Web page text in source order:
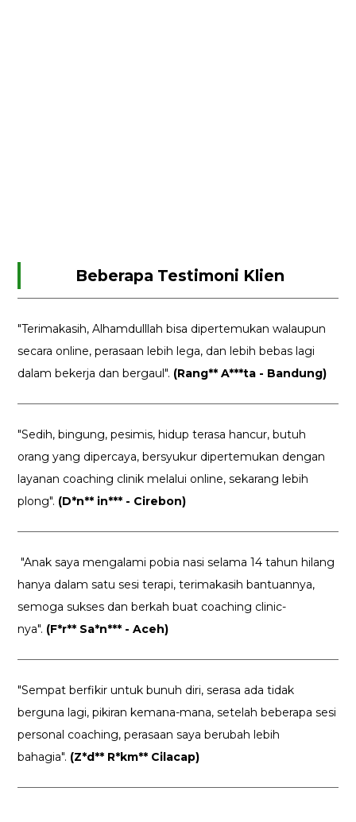
Beberapa Testimoni Klien
"Terimakasih, Alhamdulllah bisa dipertemukan walaupun
secara online, perasaan lebih lega, dan lebih bebas lagi
dalam bekerja dan bergaul". (Rang** A***ta - Bandung)
"Sedih, bingung, pesimis, hidup terasa hancur, butuh
orang yang dipercaya, bersyukur dipertemukan dengan
layanan coaching clinik melalui online, sekarang lebih
plong". (D*n** in*** - Cirebon)
"Anak saya mengalami pobia nasi selama 14 tahun hilang
hanya dalam satu sesi terapi, terimakasih bantuannya,
semoga sukses dan berkah buat coaching clinic-
nya". (F*r** Sa*n*** - Aceh)
"Sempat berfikir untuk bunuh diri, serasa ada tidak
berguna lagi, pikiran kemana-mana, setelah beberapa sesi
personal coaching, perasaan saya berubah lebih
bahagia". (Z*d** R*km** Cilacap)